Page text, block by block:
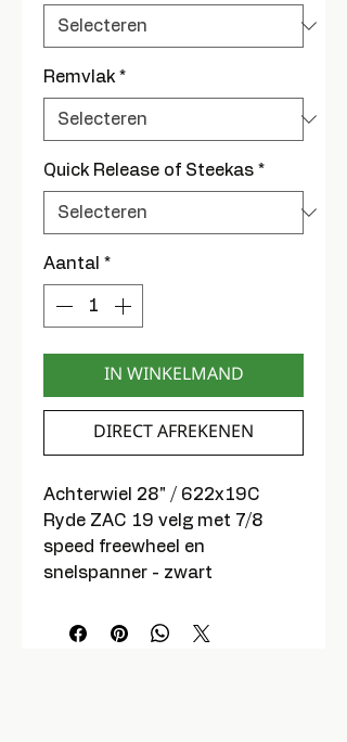
Remvlak *
Quick Release of Steekas *
Aantal *
IN WINKELMAND
DIRECT AFREKENEN
Achterwiel 28" / 622x19C
Ryde ZAC 19 velg met 7/8
speed freewheel en
snelspanner - zwart